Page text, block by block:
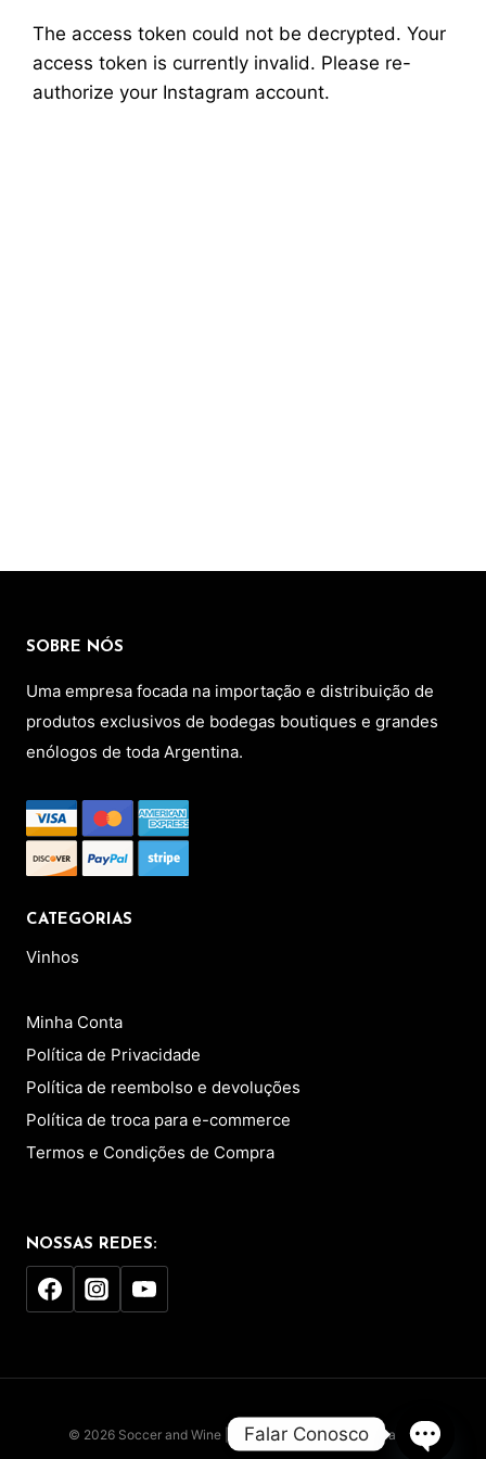
The access token could not be decrypted. Your
access token is currently invalid. Please re-
authorize your Instagram account.
SOBRE NÓS
Uma empresa focada na importação e distribuição de
produtos exclusivos de bodegas boutiques e grandes
enólogos de toda Argentina.
CATEGORIAS
Vinhos
Minha Conta
Política de Privacidade
Política de reembolso e devoluções
Política de troca para e-commerce
Termos e Condições de Compra
NOSSAS REDES:
© 2026 Soccer and Wine | Todos Os Direitos Preservados
Falar Conosco